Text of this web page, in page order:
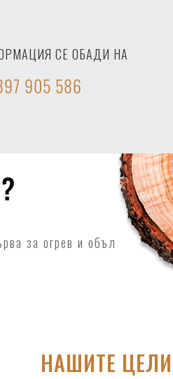
СЕ ОБАДИ НА
905 586
за огрев и объл
НАШИТЕ ЦЕЛИ